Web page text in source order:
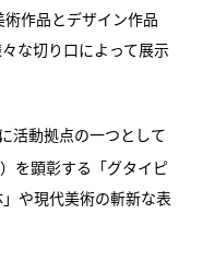
作品とデザイン作品
な切り口によって展示
活動拠点の一つとして
）を顕彰する「グタイピ
や現代美術の斬新な表